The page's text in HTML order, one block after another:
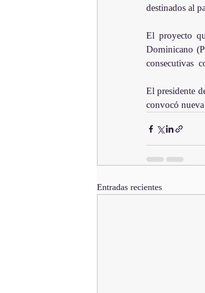
destinados al
El proyecto
Dominicano
consecutivas
El presidente
convocó nueva
Entradas recientes